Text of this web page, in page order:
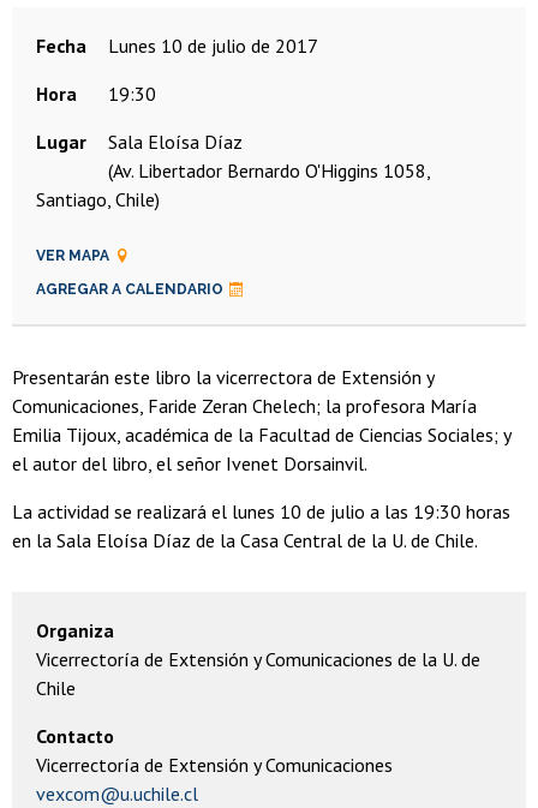
Fecha
lunes 10 de julio de 2017
Hora
19:30
Lugar
Sala Eloísa Díaz
(Av. Libertador Bernardo O'Higgins 1058,
Santiago, Chile)
VER MAPA
AGREGAR A CALENDARIO
Presentarán este libro la vicerrectora de Extensión y
Comunicaciones, Faride Zeran Chelech; la profesora María
Emilia Tijoux, académica de la Facultad de Ciencias Sociales; y
el autor del libro, el señor Ivenet Dorsainvil.
La actividad se realizará el lunes 10 de julio a las 19:30 horas
en la Sala Eloísa Díaz de la Casa Central de la U. de Chile.
Organiza
Vicerrectoría de Extensión y Comunicaciones de la U. de
Chile
Contacto
Vicerrectoría de Extensión y Comunicaciones
vexcom@u.uchile.cl